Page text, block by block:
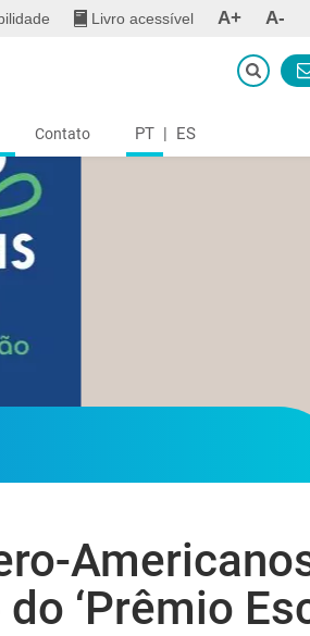
Livro acessível A+ A-
Contato PT | ES
‘Prêmio